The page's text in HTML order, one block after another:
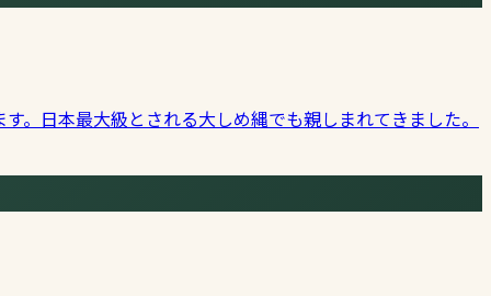
。日本最大級とされる大しめ縄でも親しまれてきました。